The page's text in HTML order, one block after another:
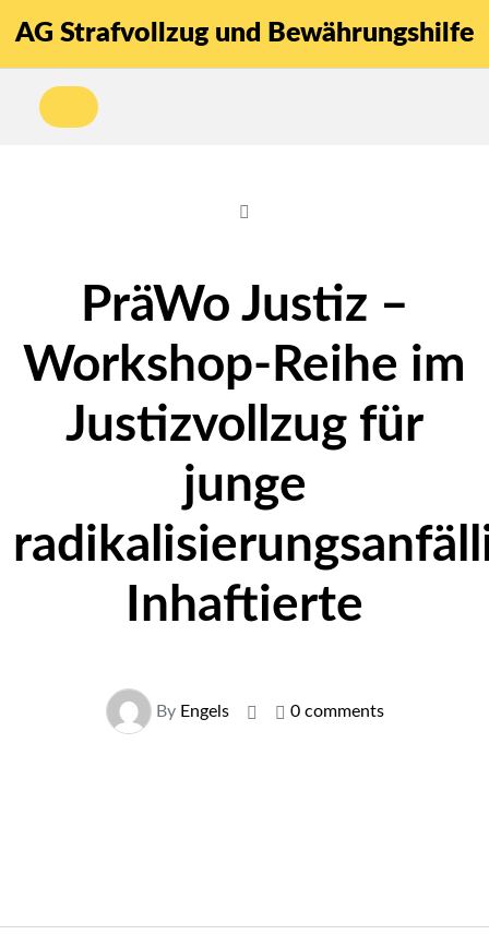
AG Strafvollzug und Bewährungshilfe
PräWo Justiz –
Workshop-Reihe im
Justizvollzug für
junge
Inhaftierte
By Engels 0 comments